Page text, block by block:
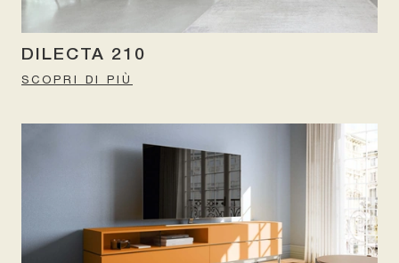
DILECTA 210
SCOPRI DI PIÙ